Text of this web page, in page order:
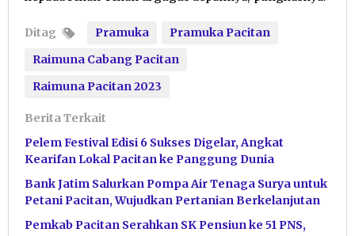
Ditag Pramuka
Pramuka Pacitan
Raimuna Cabang Pacitan
Raimuna Pacitan 2023
Berita Terkait
Pelem Festival Edisi 6 Sukses Digelar, Angkat
Kearifan Lokal Pacitan ke Panggung Dunia
Bank Jatim Salurkan Pompa Air Tenaga Surya untuk
Petani Pacitan, Wujudkan Pertanian Berkelanjutan
Pemkab Pacitan Serahkan SK Pensiun ke 51 PNS,